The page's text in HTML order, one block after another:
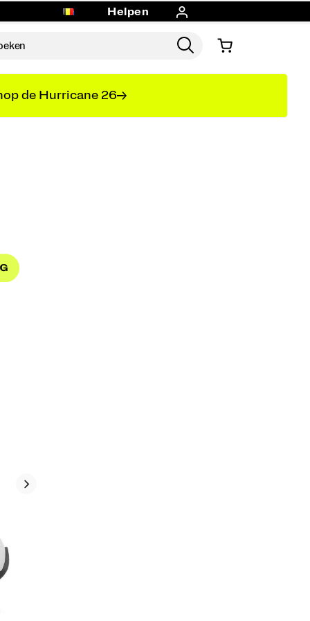
Helpen
de Hurricane 26